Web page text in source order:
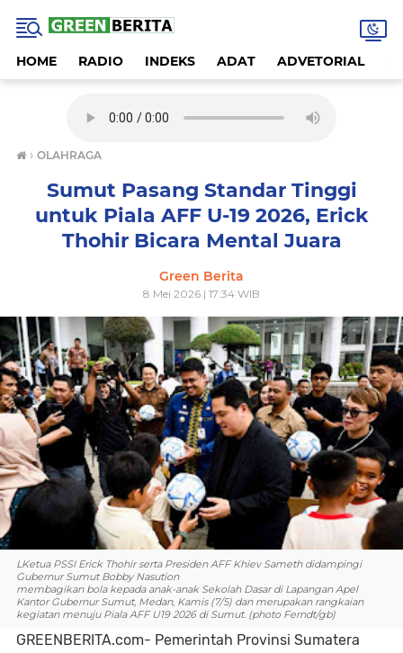
HOME RADIO INDEKS ADAT ADVETORIAL
› OLAHRAGA
Sumut Pasang Standar Tinggi
untuk Piala AFF U-19 2026, Erick
Thohir Bicara Mental Juara
Green Berita
8 Mei 2026 | 17:34 WIB
LKetua PSSI Erick Thohir serta Presiden AFF Khiev Sameth didampingi
Gubernur Sumut Bobby Nasution
membagikan bola kepada anak-anak Sekolah Dasar di Lapangan Apel
Kantor Gubernur Sumut, Medan, Kamis (7/5) dan merupakan rangkaian
kegiatan menuju Piala AFF U19 2026 di Sumut. (photo Ferndt/gb)
GREENBERITA.com- Pemerintah Provinsi Sumatera